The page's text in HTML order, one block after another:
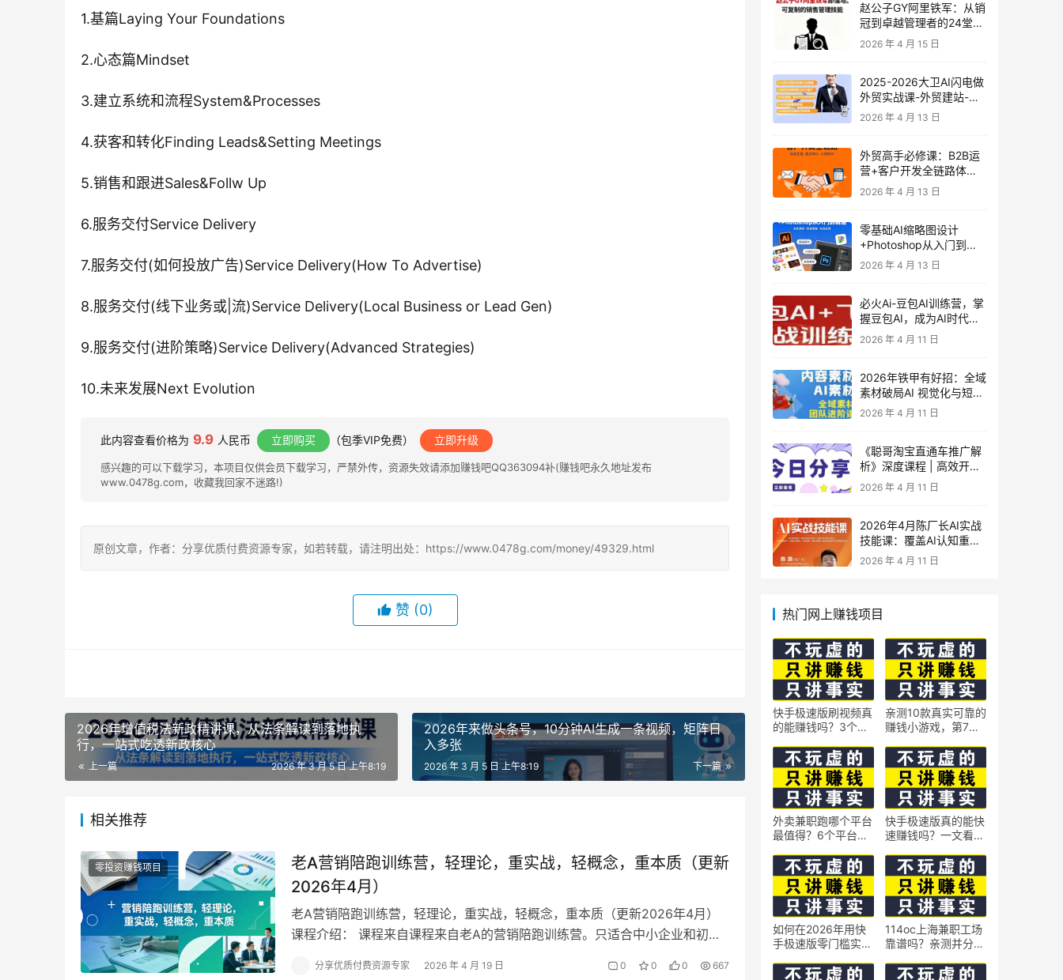
1.基篇Laying Your Foundations
2.心态篇Mindset
3.建立系统和流程System&Processes
4.获客和转化Finding Leads&Setting Meetings
5.销售和跟进Sales&Follw Up
6.服务交付Service Delivery
7.服务交付(如何投放广告)Service Delivery(How To Advertise)
8.服务交付(线下业务或|流)Service Delivery(Local Business or Lead Gen)
9.服务交付(进阶策略)Service Delivery(Advanced Strategies)
10.未来发展Next Evolution
此内容查看价格为 9.9 人民币 立即购买 （包季VIP免费） 立即升级
感兴趣的可以下载学习，本项目仅供会员下载学习，严禁外传，资源失效请添加赚钱吧QQ363094补(赚钱吧永久地址发布
www.0478g.com，收藏我回家不迷路!)
原创文章，作者：分享优质付费资源专家，如若转载，请注明出处：https://www.0478g.com/money/49329.html
赞 (0)
2026年增值税法新政精讲课，从法条解读到落地执
行，一站式吃透新政核心
上一篇 2026 年 3 月 5 日 上午8:19
2026年来做头条号，10分钟AI生成一条视频，矩阵日
入多张
下一篇
2026 年 3 月 5 日 上午8:19
相关推荐
零投资赚钱项目
老A营销陪跑训练营，轻理论，重实战，轻概念，重本质（更新
2026年4月）
老A营销陪跑训练营，轻理论，重实战，轻概念，重本质（更新2026年4月）
课程介绍： 课程来自课程来自老A的营销陪跑训练营。只适合中小企业和初创
分享优质付费资源专家 2026 年 4 月 19 日 0 0 0 667
赵公子GY阿里铁军：从销
冠到卓越管理者的24堂实
战课
2026 年 4 月 15 日
2025-2026大卫AI闪电做
外贸实战课-外贸建站-开
发客户-内容营销-从0到3
2026 年 4 月 13 日
外贸高手必修课：B2B运
营+客户开发全链路体系
课 | 从0到1成为外贸精英
2026 年 4 月 13 日
零基础AI缩略图设计
+Photoshop从入门到精
通 全套教程（含形象照拍
2026 年 4 月 13 日
必火Ai-豆包AI训练营，掌
握豆包AI，成为AI时代的
全能型人才
2026 年 4 月 11 日
2026年铁甲有好招：全域
素材破局AI 视觉化与短剧
营销实战指南——高效增
策略
2026 年 4 月 11 日
《聪哥淘宝直通车推广解
析》深度课程 | 高效开
车、极速投产系统实操课
2026 年 4 月 11 日
2026年4月陈厂长AI实战
技能课：覆盖AI认知重
构、智能体与大模型解
2026 年 4 月 11 日
热门网上赚钱项目
快手极速版刷视频真
的能赚钱吗？3个隐
亲测10款真实可靠的
赚钱小游戏，第7款
外卖兼职跑哪个平台
最值得？6个平台实
快手极速版真的能快
速赚钱吗？一文看懂
如何在2026年用快
手极速版零门槛实现
技巧
114oc上海兼职工场
靠谱吗？亲测并分享